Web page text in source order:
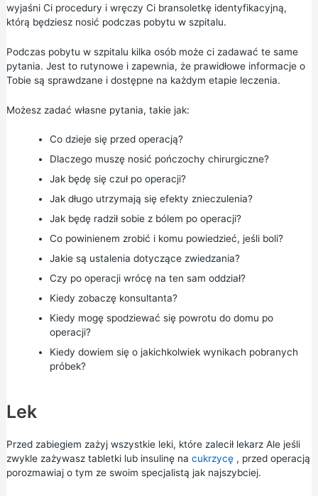
wyjaśni Ci procedury i wręczy Ci bransoletkę identyfikacyjną,
którą będziesz nosić podczas pobytu w szpitalu.
Podczas pobytu w szpitalu kilka osób może ci zadawać te same
pytania. Jest to rutynowe i zapewnia, że prawidłowe informacje o
Tobie są sprawdzane i dostępne na każdym etapie leczenia.
Możesz zadać własne pytania, takie jak:
Co dzieje się przed operacją?
Dlaczego muszę nosić pończochy chirurgiczne?
Jak będę się czuł po operacji?
Jak długo utrzymają się efekty znieczulenia?
Jak będę radził sobie z bólem po operacji?
Co powinienem zrobić i komu powiedzieć, jeśli boli?
Jakie są ustalenia dotyczące zwiedzania?
Czy po operacji wrócę na ten sam oddział?
Kiedy zobaczę konsultanta?
Kiedy mogę spodziewać się powrotu do domu po
operacji?
Kiedy dowiem się o jakichkolwiek wynikach pobranych
próbek?
Lek
Przed zabiegiem zażyj wszystkie leki, które zalecił lekarz Ale jeśli
zwykle zażywasz tabletki lub insulinę na cukrzycę, przed operacją
porozmawiaj o tym ze swoim specjalistą jak najszybciej.